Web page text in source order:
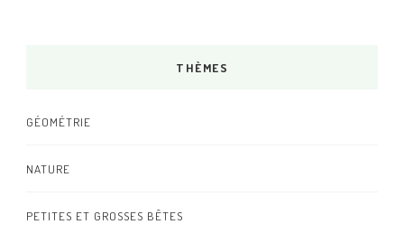
THÈMES
GÉOMÉTRIE
NATURE
PETITES ET GROSSES BÊTES